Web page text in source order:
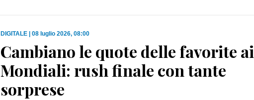
DIGITALE 08 luglio 2026, 08:00
Cambiano le quote delle favorite ai
Mondiali: rush finale con tante
sorprese